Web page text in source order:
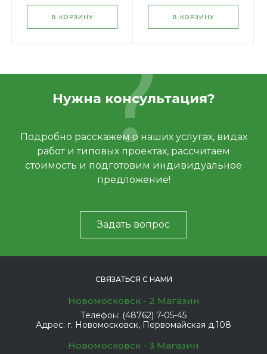
В КОРЗИНУ В КОРЗИНУ
Нужна консультация?
Подробно расскажем о наших услугах, видах
работ и типовых проектах, рассчитаем
стоимость и подготовим индивидуальное
предложение!
Задать вопрос
СВЯЗАТЬСЯ С НАМИ
Новомосковск - 2 Магазин
Телефон: (48762) 7-05-45
Адрес: г. Новомосковск, Первомайская д.108
Новомосковск - 3 Магазин